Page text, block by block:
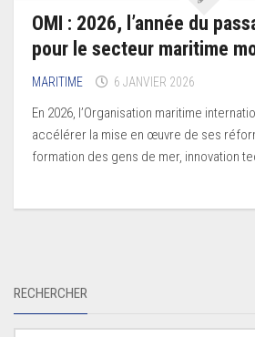
OMI : 2026, l’année du
pour le secteur maritime
MARITIME 6 JANVIER 2026
En 2026, l’Organisation maritime
accélérer la mise en œuvre de ses
formation des gens de mer, innovation
RECHERCHER